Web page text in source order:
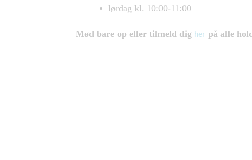
lørdag kl. 10:00-11:00
Mød bare op eller tilmeld dig her på alle